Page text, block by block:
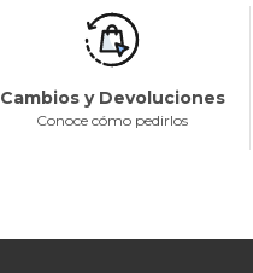
Cambios y Devoluciones
Conoce cómo pedirlos